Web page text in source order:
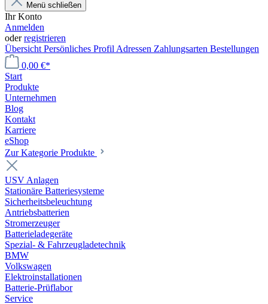
Menü schließen
Ihr Konto
Anmelden
oderregistrieren
Übersicht Persönliches Profil Adressen Zahlungsarten Bestellungen
0,00 €*
Start
Produkte
Unternehmen
Blog
Kontakt
Karriere
eShop
Zur Kategorie Produkte
USV Anlagen
Stationäre Batteriesysteme
Sicherheitsbeleuchtung
Antriebsbatterien
Stromerzeuger
Batterieladegeräte
Spezial- & Fahrzeugladetechnik
BMW
Volkswagen
Elektroinstallationen
Batterie-Prüflabor
Service